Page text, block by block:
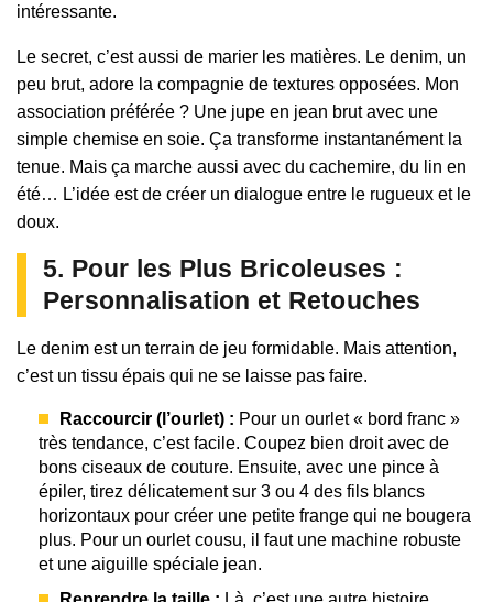
intéressante.
Le secret, c’est aussi de marier les matières. Le denim, un
peu brut, adore la compagnie de textures opposées. Mon
association préférée ? Une jupe en jean brut avec une
simple chemise en soie. Ça transforme instantanément la
tenue. Mais ça marche aussi avec du cachemire, du lin en
été… L’idée est de créer un dialogue entre le rugueux et le
doux.
5. Pour les Plus Bricoleuses :
Personnalisation et Retouches
Le denim est un terrain de jeu formidable. Mais attention,
c’est un tissu épais qui ne se laisse pas faire.
Raccourcir (l’ourlet) : Pour un ourlet « bord franc »
très tendance, c’est facile. Coupez bien droit avec de
bons ciseaux de couture. Ensuite, avec une pince à
épiler, tirez délicatement sur 3 ou 4 des fils blancs
horizontaux pour créer une petite frange qui ne bougera
plus. Pour un ourlet cousu, il faut une machine robuste
et une aiguille spéciale jean.